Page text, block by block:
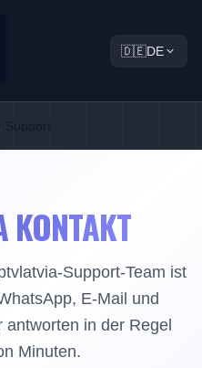
🇩🇪DE
KONTAKT
Support-Team ist
E-Mail und
in der Regel
Minuten.